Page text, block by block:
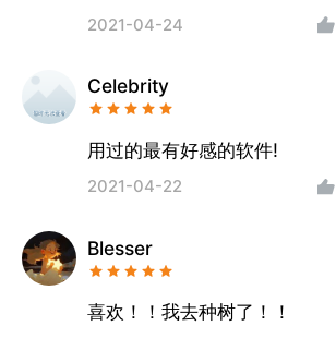
2021-04-24
Celebrity
用过的最有好感的软件!
2021-04-22
Blesser
喜欢！！我去种树了！！